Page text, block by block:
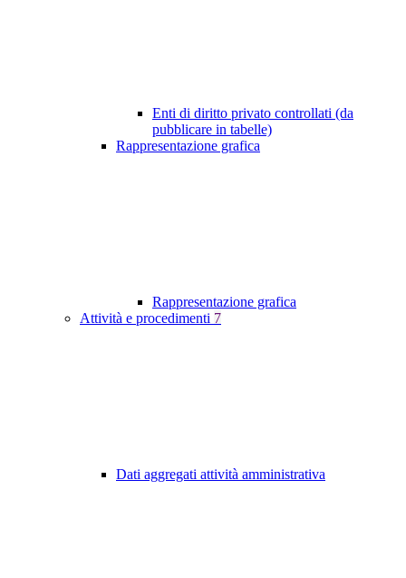
Enti di diritto privato controllati (da
pubblicare in tabelle)
Rappresentazione grafica
Rappresentazione grafica
Attività e procedimenti 7
Dati aggregati attività amministrativa